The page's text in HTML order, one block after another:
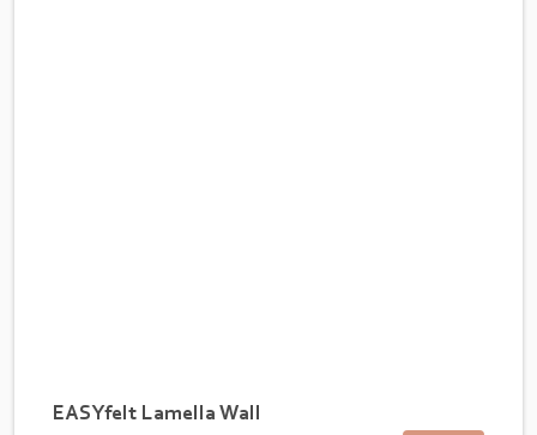
EASYfelt Lamella Wall